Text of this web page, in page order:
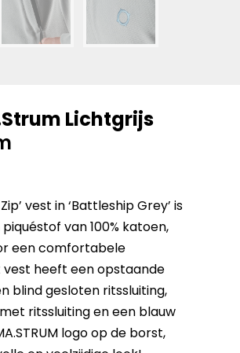
Lichtgrijs
vest in ‘Battleship Grey’ is
van 100% katoen,
een comfortabele
vest heeft een opstaande
blind gesloten ritssluiting,
ritssluiting en een blauw
logo op de borst,